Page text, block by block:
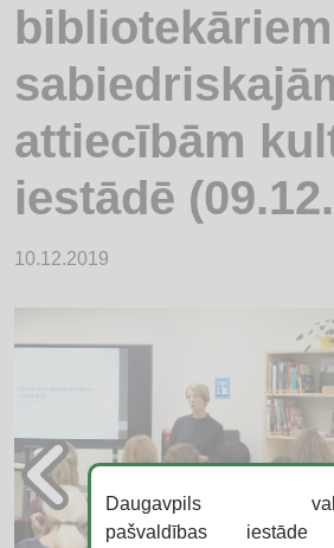
attiecībām
iestādē
10.12.2019
Daugavpils
pašvaldības iestāde